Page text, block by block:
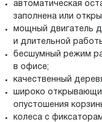
автоматическая
заполнена или
мощный двигатель
и длительной
бесшумный режим
в офисе;
качественный
широко
опустошения
колеса с